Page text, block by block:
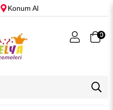
Konum Al
0